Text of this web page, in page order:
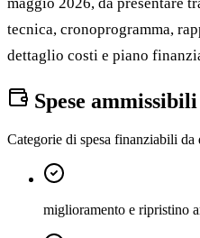
tecnica, cronoprogramma,
dettaglio costi e piano
Spese ammissibili
Categorie di spesa finanziabili da
miglioramento e ripristino